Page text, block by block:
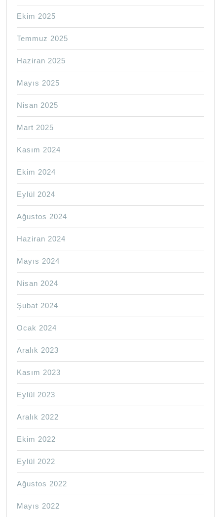
Ekim 2025
Temmuz 2025
Haziran 2025
Mayıs 2025
Nisan 2025
Mart 2025
Kasım 2024
Ekim 2024
Eylül 2024
Ağustos 2024
Haziran 2024
Mayıs 2024
Nisan 2024
Şubat 2024
Ocak 2024
Aralık 2023
Kasım 2023
Eylül 2023
Aralık 2022
Ekim 2022
Eylül 2022
Ağustos 2022
Mayıs 2022